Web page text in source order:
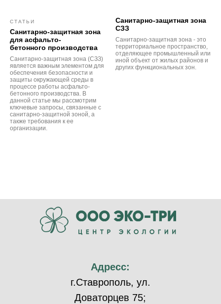
СТАТЬИ
Санитарно-защитная зона
для асфальто-
бетонного производства
Санитарно-защитная зона (СЗЗ)
является важным элементом для
обеспечения безопасности и
защиты окружающей среды в
процессе работы асфальто-
бетонного производства. В
данной статье мы рассмотрим
ключевые запросы, связанные с
санитарно-защитной зоной, а
также требования к ее
организации.
Санитарно-защитная зона
СЗЗ
Санитарно-защитная зона - это
территориальное пространство,
отделяющее промышленный или
иной объект от жилых районов и
других функциональных зон.
Адресс:
г.Ставрополь, ул.
Доваторцев 75;